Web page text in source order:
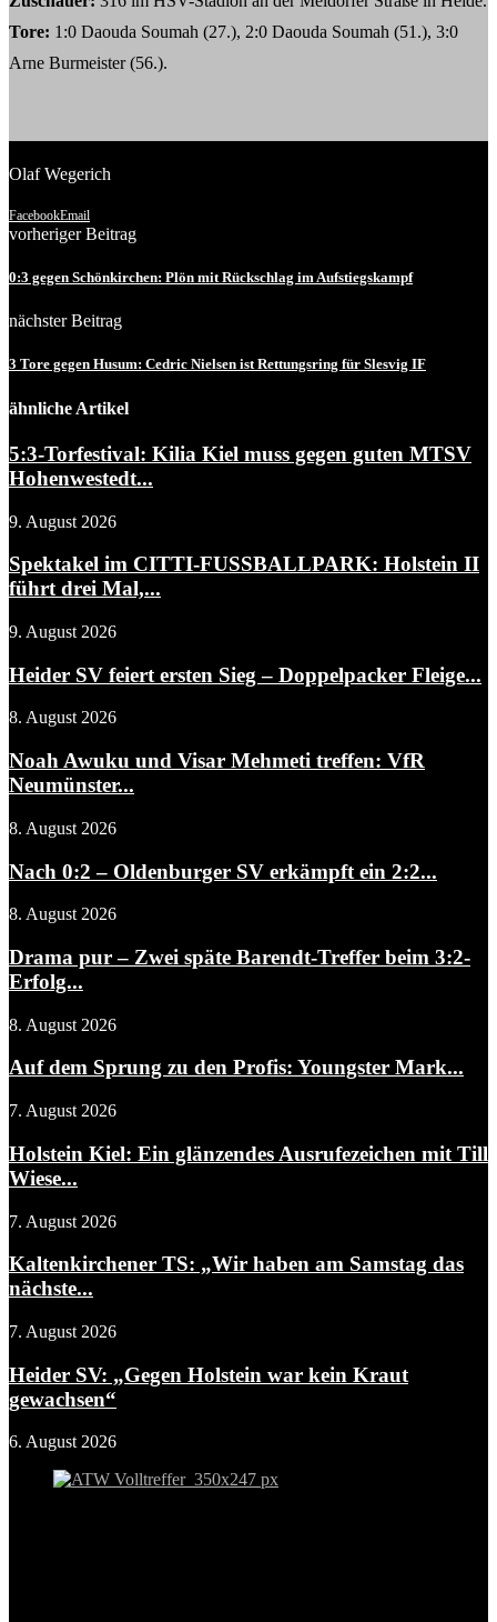
Tore: 1:0 Daouda Soumah (27.), 2:0 Daouda Soumah (51.), 3:0
Arne Burmeister (56.).
Olaf Wegerich
FacebookEmail
vorheriger Beitrag
0:3 gegen Schönkirchen: Plön mit Rückschlag im Aufstiegskampf
nächster Beitrag
3 Tore gegen Husum: Cedric Nielsen ist Rettungsring für Slesvig IF
ähnliche Artikel
5:3-Torfestival: Kilia Kiel muss gegen guten MTSV
Hohenwestedt...
9. August 2026
Spektakel im CITTI-FUSSBALLPARK: Holstein II
führt drei Mal,...
9. August 2026
Heider SV feiert ersten Sieg – Doppelpacker Fleige...
8. August 2026
Noah Awuku und Visar Mehmeti treffen: VfR
Neumünster...
8. August 2026
Nach 0:2 – Oldenburger SV erkämpft ein 2:2...
8. August 2026
Drama pur – Zwei späte Barendt-Treffer beim 3:2-
Erfolg...
8. August 2026
Auf dem Sprung zu den Profis: Youngster Mark...
7. August 2026
Holstein Kiel: Ein glänzendes Ausrufezeichen mit Till
Wiese...
7. August 2026
Kaltenkirchener TS: „Wir haben am Samstag das
nächste...
7. August 2026
Heider SV: „Gegen Holstein war kein Kraut
gewachsen“
6. August 2026